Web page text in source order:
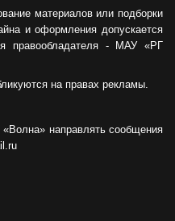
материалов или подборки
и оформления допускается
правообладателя - МАУ «РГ
на правах рекламы.
направлять сообщения